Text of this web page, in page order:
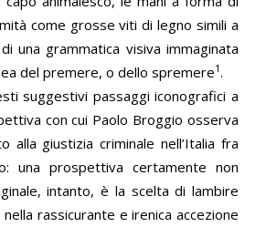
come grosse viti di legno simili a
una grammatica visiva immaginata
del premere, o dello spremere1.
suggestivi passaggi iconografici a
con cui Paolo Broggio osserva
alla giustizia criminale nell’Italia fra
una prospettiva certamente non
intanto, è la scelta di lambire
rassicurante e irenica accezione